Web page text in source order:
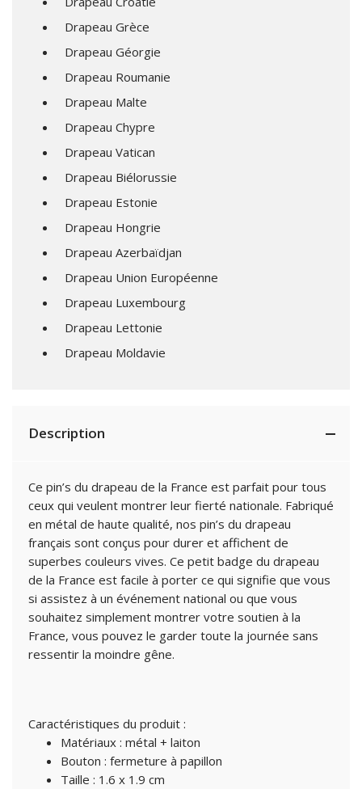
Drapeau Grèce
Drapeau Géorgie
Drapeau Roumanie
Drapeau Malte
Drapeau Chypre
Drapeau Vatican
Drapeau Biélorussie
Drapeau Estonie
Drapeau Hongrie
Drapeau Azerbaïdjan
Drapeau Union Européenne
Drapeau Luxembourg
Drapeau Lettonie
Drapeau Moldavie
Description
Ce pin’s du drapeau de la France est parfait pour tous
ceux qui veulent montrer leur fierté nationale. Fabriqué
en métal de haute qualité, nos pin’s du drapeau
français sont conçus pour durer et affichent de
superbes couleurs vives. Ce petit badge du drapeau
de la France est facile à porter ce qui signifie que vous
si assistez à un événement national ou que vous
souhaitez simplement montrer votre soutien à la
France, vous pouvez le garder toute la journée sans
ressentir la moindre gêne.
Caractéristiques du produit :
Matériaux : métal + laiton
Bouton : fermeture à papillon
Taille : 1.6 x 1.9 cm